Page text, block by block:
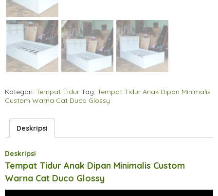
Kategori: Tempat Tidur Tag: Tempat Tidur Anak Dipan Minimalis
Custom Warna Cat Duco Glossy
Deskripsi
Deskripsi
Tempat Tidur Anak Dipan Minimalis Custom
Warna Cat Duco Glossy